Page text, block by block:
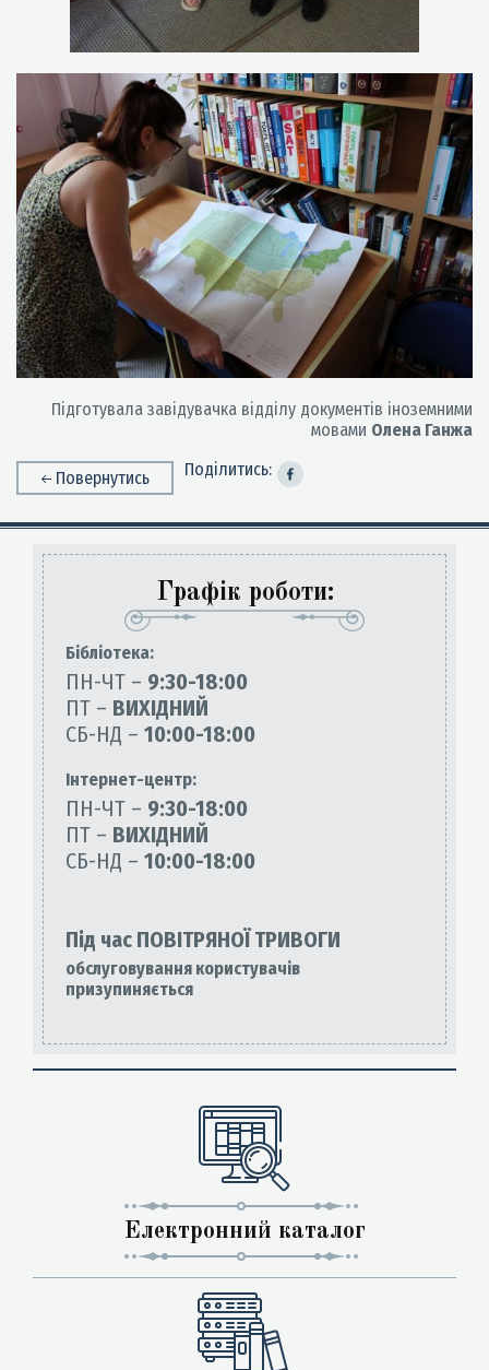
Підготувала завідувачка відділу документів іноземними
мовами Олена Ганжа
Повернутись Поділитись:
Графік роботи:
Бiблiотека:
ПН-ЧТ – 9:30-18:00
ПТ – ВИХІДНИЙ
СБ-НД – 10:00-18:00
Інтернет-центр:
ПН-ЧТ – 9:30-18:00
ПТ – ВИХІДНИЙ
СБ-НД – 10:00-18:00
Під час ПОВІТРЯНОЇ ТРИВОГИ
обслуговування користувачів
призупиняється
Електронний каталог